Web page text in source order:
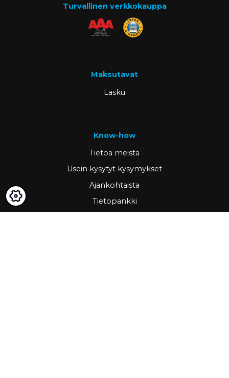
Turvallinen verkkokauppa
Maksutavat
Lasku
Know-how
Tietoa meistä
Usein kysytyt kysymykset
Ajankohtaista
Tietopankki